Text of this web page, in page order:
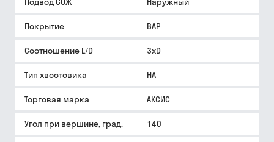
Покрытие BAP
Соотношение L/D 3xD
Тип хвостовика HA
Торговая марка АКСИС
Угол при вершине, град. 140